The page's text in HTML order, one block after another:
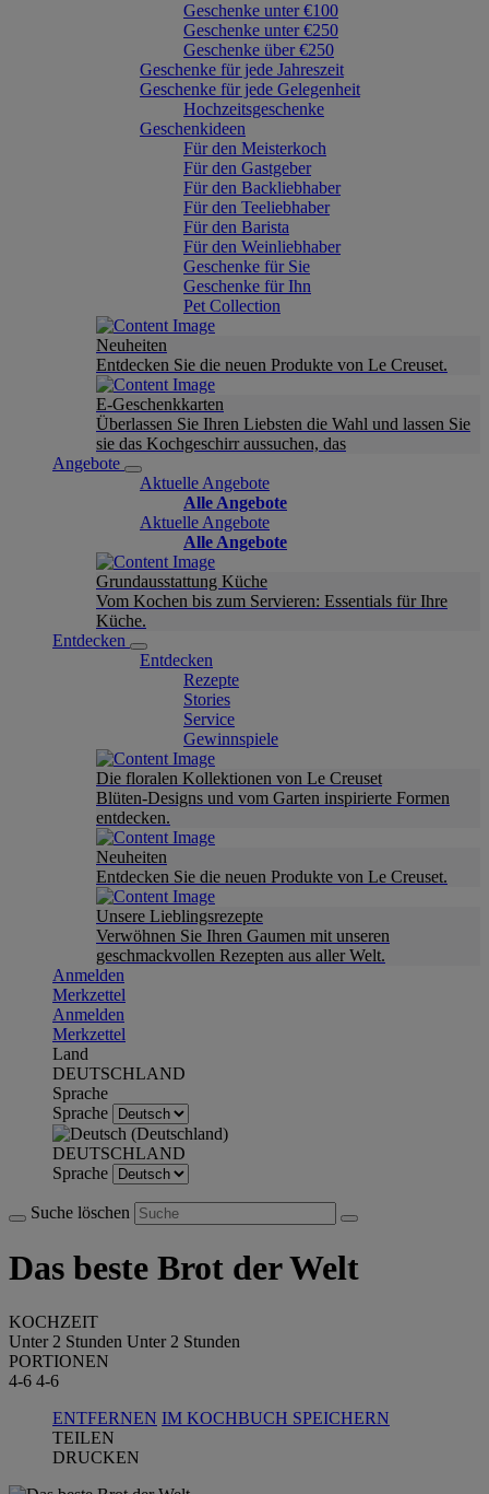
Geschenke unter €100
Geschenke unter €250
Geschenke über €250
Geschenke für jede Jahreszeit
Geschenke für jede Gelegenheit
Hochzeitsgeschenke
Geschenkideen
Für den Meisterkoch
Für den Gastgeber
Für den Backliebhaber
Für den Teeliebhaber
Für den Barista
Für den Weinliebhaber
Geschenke für Sie
Geschenke für Ihn
Pet Collection
Neuheiten
Entdecken Sie die neuen Produkte von Le Creuset.
E-Geschenkkarten
Überlassen Sie Ihren Liebsten die Wahl und lassen Sie
sie das Kochgeschirr aussuchen, das
Angebote
Aktuelle Angebote
Alle Angebote
Aktuelle Angebote
Alle Angebote
Grundausstattung Küche
Vom Kochen bis zum Servieren: Essentials für Ihre
Küche.
Entdecken
Entdecken
Rezepte
Stories
Service
Gewinnspiele
Die floralen Kollektionen von Le Creuset
Blüten-Designs und vom Garten inspirierte Formen
entdecken.
Neuheiten
Entdecken Sie die neuen Produkte von Le Creuset.
Unsere Lieblingsrezepte
Verwöhnen Sie Ihren Gaumen mit unseren
geschmackvollen Rezepten aus aller Welt.
Anmelden
Merkzettel
Anmelden
Merkzettel
Land
DEUTSCHLAND
Sprache
Sprache
DEUTSCHLAND
Sprache
Suche löschen
Das beste Brot der Welt
KOCHZEIT
Unter 2 Stunden Unter 2 Stunden
PORTIONEN
4-6 4-6
ENTFERNEN IM KOCHBUCH SPEICHERN
TEILEN
DRUCKEN